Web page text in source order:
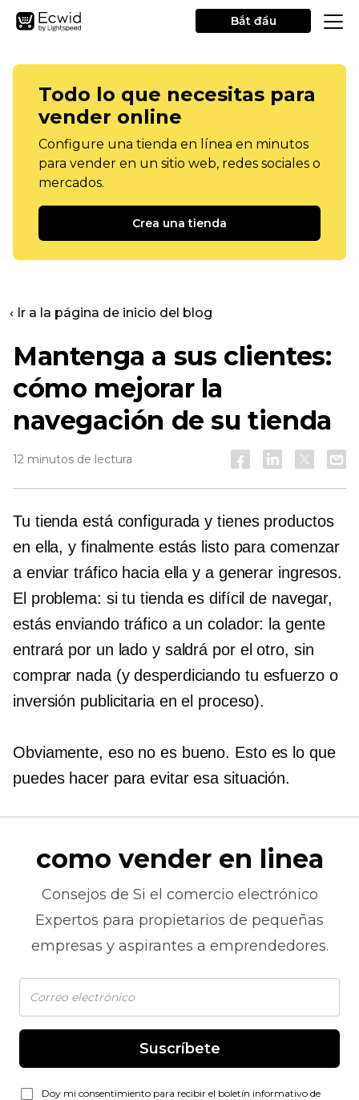
Bắt đầu
Todo lo que necesitas para
vender online
Configure una tienda en línea en minutos
para vender en un sitio web, redes sociales o
mercados.
Crea una tienda
‹ Ir a la página de inicio del blog
Mantenga a sus clientes:
cómo mejorar la
navegación de su tienda
12 minutos de lectura
Tu tienda está configurada y tienes productos
en ella, y finalmente estás listo para comenzar
a enviar tráfico hacia ella y a generar ingresos.
El problema: si tu tienda es difícil de navegar,
estás enviando tráfico a un colador: la gente
entrará por un lado y saldrá por el otro, sin
comprar nada (y desperdiciando tu esfuerzo o
inversión publicitaria en el proceso).
Obviamente, eso no es bueno. Esto es lo que
puedes hacer para evitar esa situación.
como vender en linea
Consejos de Si el comercio electrónico
Expertos para propietarios de pequeñas
empresas y aspirantes a emprendedores.
Suscríbete
Doy mi consentimiento para recibir el boletín informativo de